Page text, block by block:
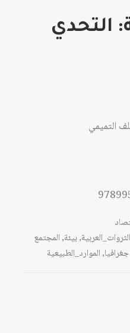
التحدي
التميمي
الثروات_العربية,بيئة,المجتمع
جغرافيا,الموارد_الطبيعية